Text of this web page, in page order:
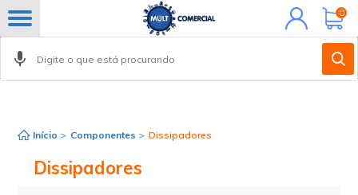
Minha
conta
0
Início > Componentes > Dissipadores
FILTROS
Dissipadores